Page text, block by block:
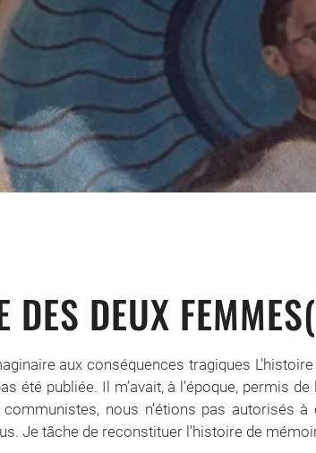
DES DEUX
aux conséquences tragiques
été publiée. Il m’avait, à l’époque, permis
nous n’étions pas autorisés
Je tâche de reconstituer l’histoire de